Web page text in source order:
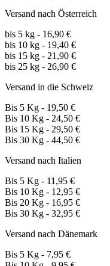
Versand nach Österreich
bis 5 kg - 16,90 €
bis 10 kg - 19,40 €
bis 15 kg - 21,90 €
bis 25 kg - 26,90 €
Versand in die Schweiz
Bis 5 Kg - 19,50 €
Bis 10 Kg - 24,50 €
Bis 15 Kg - 29,50 €
Bis 30 Kg - 44,50 €
Versand nach Italien
Bis 5 Kg - 11,95 €
Bis 10 Kg - 12,95 €
Bis 20 Kg - 16,95 €
Bis 30 Kg - 32,95 €
Versand nach Dänemark
Bis 5 Kg - 7,95 €